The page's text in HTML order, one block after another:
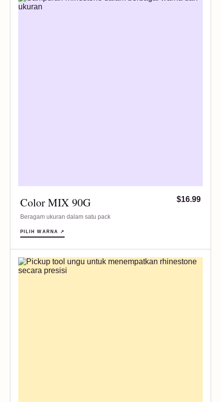
Color MIX 90G
Beragam ukuran dalam satu pack
$16.99
PILIH WARNA ↗